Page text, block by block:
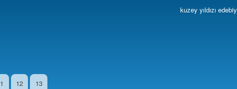
kuzey yıldızı
12 13